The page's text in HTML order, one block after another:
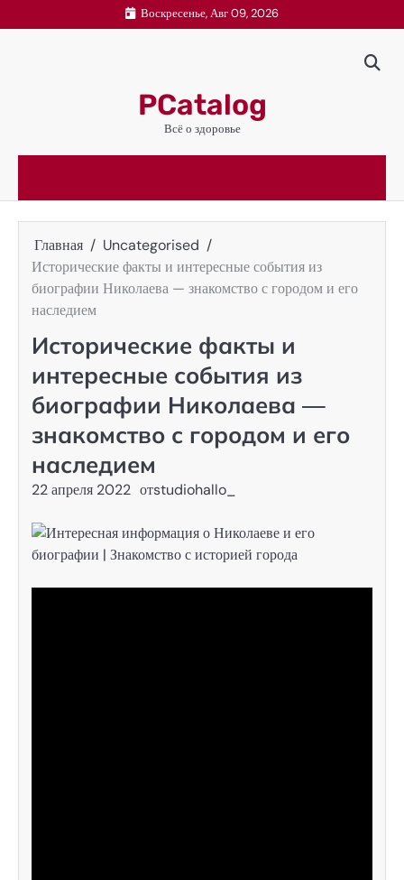
к
Воскресенье, Авг 09, 2026
PCatalog
Всё о здоровье
Главная
Uncategorised
Исторические факты и интересные события из
биографии Николаева — знакомство с городом и его
наследием
Исторические факты и
интересные события из
биографии Николаева —
знакомство с городом и его
наследием
22 апреля 2022 отstudiohallo_